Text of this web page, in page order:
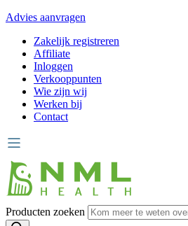
Advies aanvragen
Zakelijk registreren
Affiliate
Inloggen
Verkooppunten
Wie zijn wij
Werken bij
Contact
Producten zoeken